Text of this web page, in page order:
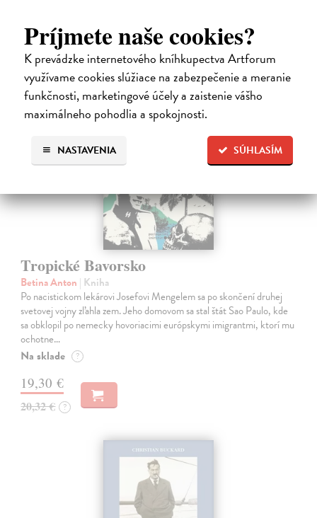
Príjmete naše cookies?
K prevádzke internetového kníhkupectva Artforum
využívame cookies slúžiace na zabezpečenie a meranie
funkčnosti, marketingové účely a zaistenie vášho
maximálneho pohodlia a spokojnosti.
SÚHLASÍM
NASTAVENIA
13,60 € ?
na sklade
Tropické Bavorsko
Betina Anton | Kniha
Po nacistickom lekárovi Josefovi Mengelem sa po skončení druhej
svetovej vojny zľahla zem. Jeho domovom sa stal štát Sao Paulo, kde
sa obklopil po nemecky hovoriacimi európskymi imigrantmi, ktorí mu
ochotne…
Na sklade ?
19,30 €
20,32 € ?